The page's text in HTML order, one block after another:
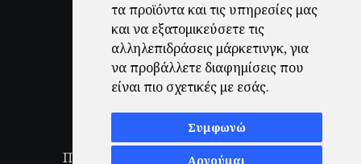
τα προϊόντα και τις υπηρεσίες μας
και να εξατομικεύσετε τις
αλληλεπιδράσεις μάρκετινγκ,για
να προβάλλετε διαφημίσεις που
είναι πιο σχετικές με εσάς.
Συμφωνώ
Αρνούμαι
Πολιτική Απορρήτου |Όροι Χρήσης